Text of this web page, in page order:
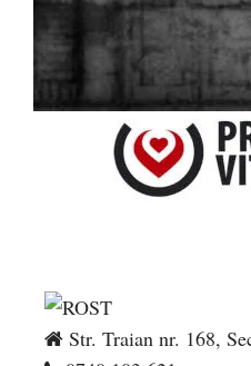
Str. Traian nr. 168,